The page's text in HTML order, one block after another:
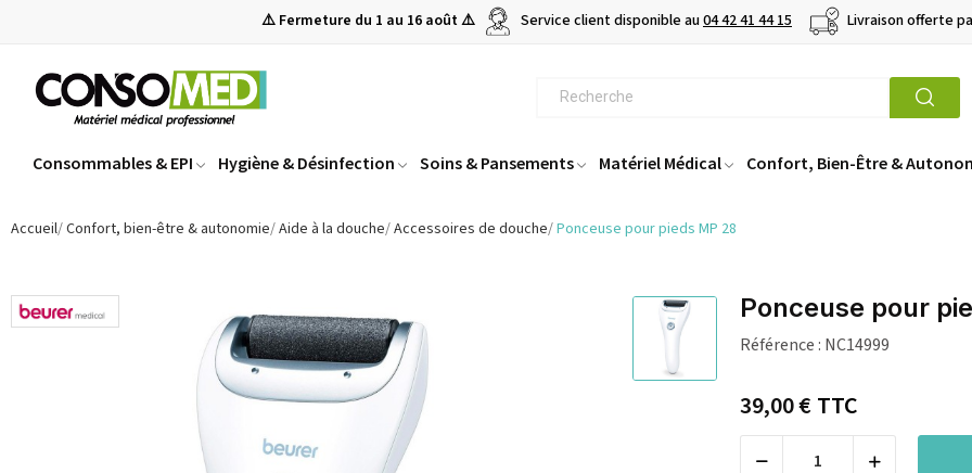
⚠️ Fermeture du 1 au 16 août ⚠️ Service client disponible au04 42 41 44 15 Livraison offerte
Consommables & EPI Hygiène & Désinfection Soins & Pansements Matériel Médical Confort, Bien-Être &
Accueil Confort, bien-être & autonomie Aide à la douche Accessoires de douche Ponceuse pour pieds MP 28
Ponceuse pour
Référence : NC14999
39,00 €TTC